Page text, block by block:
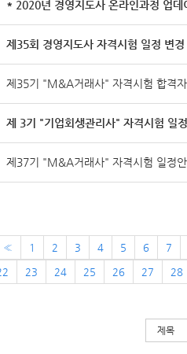
* 2020년 경영지도사 온라인과정 업데
제35회 경영지도사 자격시험 일정 변경
제35기 "M&A거래사" 자격시험 합격
제 3기 "기업회생관리사" 자격시험 일
제37기 "M&A거래사" 자격시험 일정
« 1 2 3 4 5 6 7
23 24 25 26 27 28